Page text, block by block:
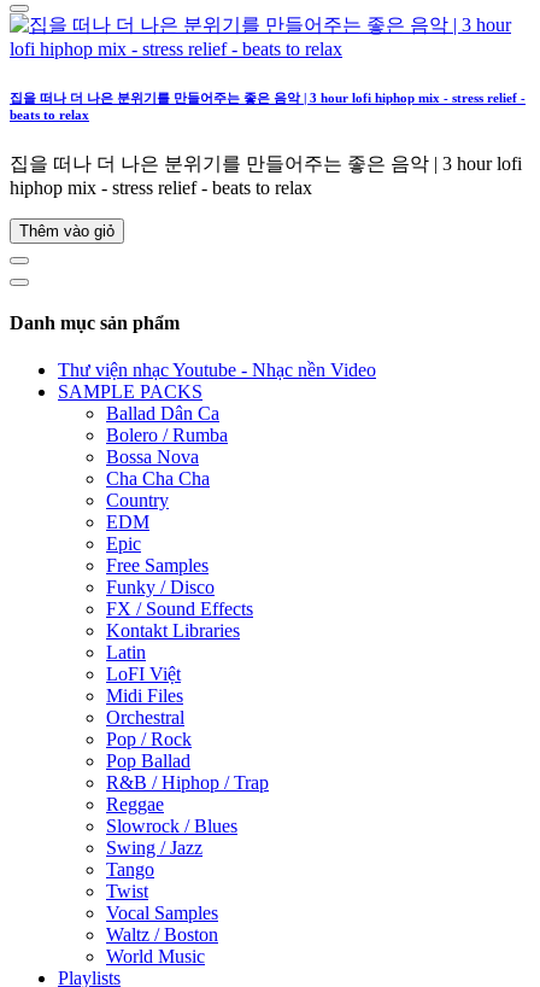
집을 떠나 더 나은 분위기를 만들어주는 좋은 음악 | 3 hour lofi hiphop mix - stress relief -
beats to relax
집을 떠나 더 나은 분위기를 만들어주는 좋은 음악 | 3 hour lofi
hiphop mix - stress relief - beats to relax
Thêm vào giỏ
Danh mục sản phẩm
Thư viện nhạc Youtube - Nhạc nền Video
SAMPLE PACKS
Ballad Dân Ca
Bolero / Rumba
Bossa Nova
Cha Cha Cha
Country
EDM
Epic
Free Samples
Funky / Disco
FX / Sound Effects
Kontakt Libraries
Latin
LoFI Việt
Midi Files
Orchestral
Pop / Rock
Pop Ballad
R&B / Hiphop / Trap
Reggae
Slowrock / Blues
Swing / Jazz
Tango
Twist
Vocal Samples
Waltz / Boston
World Music
Playlists